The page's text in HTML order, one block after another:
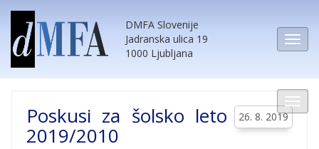
DMFA Slovenije
Jadranska ulica 19
1000 Ljubljana
26. 8. 2019
Poskusi za šolsko leto
2019/2010